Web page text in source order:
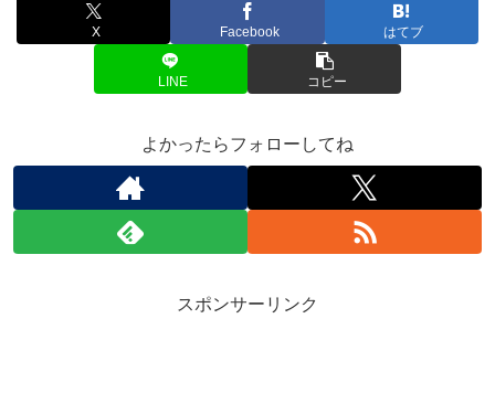
X Facebook はてブ
LINE コピー
よかったらフォローしてね
スポンサーリンク